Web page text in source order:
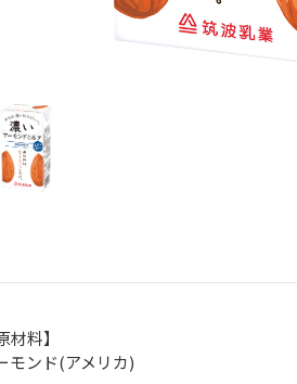
材料】
モンド(アメリカ)